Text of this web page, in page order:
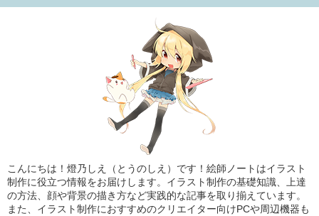
こんにちは！燈乃しえ（とうのしえ）です！絵師ノートはイラスト
制作に役立つ情報をお届けします。イラスト制作の基礎知識、上達
の方法、顔や背景の描き方など実践的な記事を取り揃えています。
また、イラスト制作におすすめのクリエイター向けPCや周辺機器も